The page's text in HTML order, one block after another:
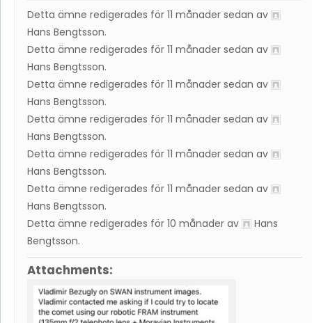
Detta ämne redigerades för 11 månader sedan av
Hans Bengtsson.
Detta ämne redigerades för 11 månader sedan av
Hans Bengtsson.
Detta ämne redigerades för 11 månader sedan av
Hans Bengtsson.
Detta ämne redigerades för 11 månader sedan av
Hans Bengtsson.
Detta ämne redigerades för 11 månader sedan av
Hans Bengtsson.
Detta ämne redigerades för 11 månader sedan av
Hans Bengtsson.
Detta ämne redigerades för 10 månader av
Hans
Bengtsson.
Attachments: